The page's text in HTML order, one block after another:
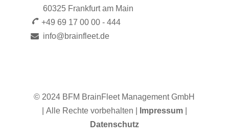
60325 Frankfurt am Main
+49 69 17 00 00 - 444
info@brainfleet.de
© 2024 BFM BrainFleet Management GmbH
| Alle Rechte vorbehalten |
Impressum|
Datenschutz